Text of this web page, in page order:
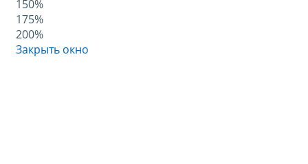
150%
175%
200%
Закрыть окно